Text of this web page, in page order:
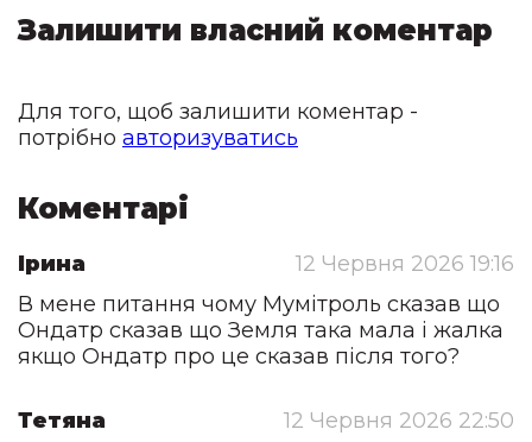
Коментарі
Ірина
12 Червня 2026 19:16
В мене питання чому Мумітроль сказав що
Ондатр сказав що Земля така мала і жалка
якщо Ондатр про це сказав після того?
Тетяна
12 Червня 2026 22:50
Залишити власний коментар
Для того, щоб залишити коментар -
потрібно авторизуватись